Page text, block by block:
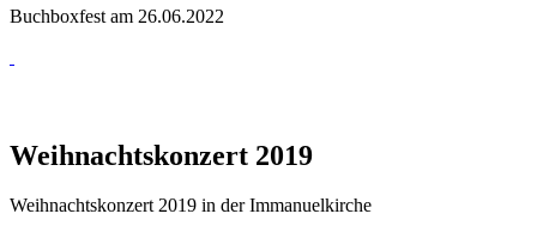
Buchboxfest am 26.06.2022
Weihnachtskonzert 2019
Weihnachtskonzert 2019 in der Immanuelkirche